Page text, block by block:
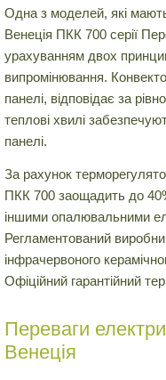
Одна з моделей, які
Венеція ПКК 700 серії
урахуванням двох
випромінювання.
панелі, відповідає за
теплові хвилі
панелі.
За рахунок
ПКК 700 заощадить до 40%
іншими опалювальними
Регламентований
інфрачервоного
Офіційний гарантійний
Переваги
Венеція